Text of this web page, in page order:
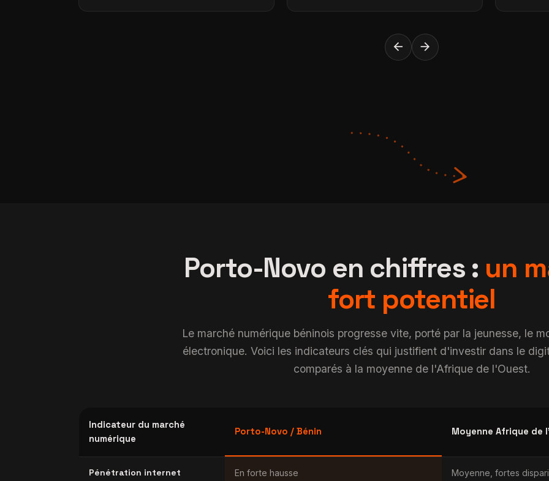
arrow_back arrow_forward
Porto-Novo en chiffres : un
fort potentiel
Le marché numérique béninois progresse vite, porté par la jeunesse, le
électronique. Voici les indicateurs clés qui justifient d'investir dans le
comparés à la moyenne de l'Afrique de l'Ouest.
Indicateur du marché
numérique
Porto-Novo / Bénin Moyenne Afrique de
Pénétration internet En forte hausse Moyenne, fortes